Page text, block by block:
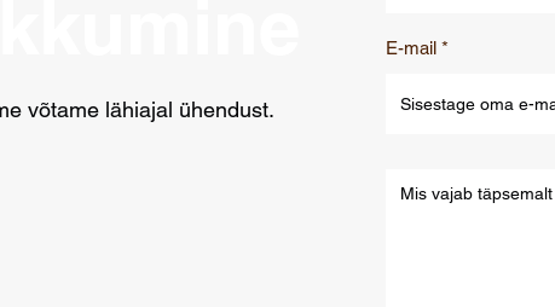
võtame lähiajal ühendust.
E-mail